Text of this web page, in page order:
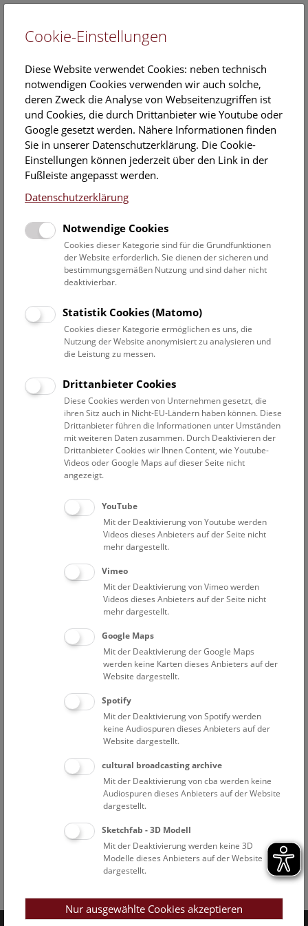
EN
Veranstaltungskalender
Informationen zu Gruppen,- Kindergarten- und
Schulprogrammen finden Siehier
Datumsfilter
28.3.2023
Datum auswählen
Erweiterte Suche
Filter zurücksetzen
28. März 2023
Bisher keine Ergebnisse. Dienstags ist das NHM Wien
in der Regel geschlossen. Ausnahmen finden sie
Eine Nacht im Museum
Cookie-Einstellungen
Diese Website verwendet Cookies: neben technisch
notwendigen Cookies verwenden wir auch solche,
deren Zweck die Analyse von Webseitenzugriffen ist
und Cookies, die durch Drittanbieter wie Youtube oder
Google gesetzt werden. Nähere Informationen finden
Sie in unserer Datenschutzerklärung. Die Cookie-
Einstellungen können jederzeit über den Link in der
Fußleiste angepasst werden.
Datenschutzerklärung
Notwendige Cookies
Cookies dieser Kategorie sind für die Grundfunktionen
der Website erforderlich. Sie dienen der sicheren und
bestimmungsgemäßen Nutzung und sind daher nicht
deaktivierbar.
Statistik Cookies (Matomo)
Cookies dieser Kategorie ermöglichen es uns, die
Nutzung der Website anonymisiert zu analysieren und
die Leistung zu messen.
Drittanbieter Cookies
Diese Cookies werden von Unternehmen gesetzt, die
ihren Sitz auch in Nicht-EU-Ländern haben können. Diese
Drittanbieter führen die Informationen unter Umständen
mit weiteren Daten zusammen. Durch Deaktivieren der
Drittanbieter Cookies wir Ihnen Content, wie Youtube-
Videos oder Google Maps auf dieser Seite nicht
angezeigt.
YouTube
Mit der Deaktivierung von Youtube werden
Videos dieses Anbieters auf der Seite nicht
mehr dargestellt.
Vimeo
Mit der Deaktivierung von Vimeo werden
Videos dieses Anbieters auf der Seite nicht
mehr dargestellt.
Google Maps
Mit der Deaktivierung der Google Maps
werden keine Karten dieses Anbieters auf der
Website dargestellt.
Spotify
Mit der Deaktivierung von Spotify werden
keine Audiospuren dieses Anbieters auf der
Website dargestellt.
cultural broadcasting archive
Mit der Deaktivierung von cba werden keine
Audiospuren dieses Anbieters auf der Website
dargestellt.
Sketchfab - 3D Modell
Mit der Deaktivierung werden keine 3D
Modelle dieses Anbieters auf der Website
dargestellt.
Nur ausgewählte Cookies akzeptieren